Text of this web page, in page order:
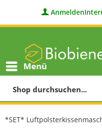
Anmelden
Menü
*SET*